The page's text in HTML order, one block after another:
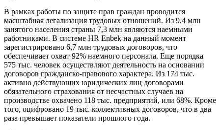
В рамках работы по защите прав граждан проводится
масштабная легализация трудовых отношений. Из 9,4 млн
занятого населения страны 7,3 млн являются наемными
работниками. В системе HR Enbek на данный момент
зарегистрировано 6,7 млн трудовых договоров, что
обеспечивает охват 92% наемного персонала. Еще порядка
575 тыс. человек осуществляют деятельность на основании
договоров гражданско-правового характера. Из 174 тыс.
активно действующих юридических лиц договорами
обязательного страхования от несчастных случаев на
производстве охвачено 118 тыс. предприятий, или 68%. Кроме
того, оцифровано 19 тыс. коллективных договоров, что в два
раза превышает показатели прошлого года.